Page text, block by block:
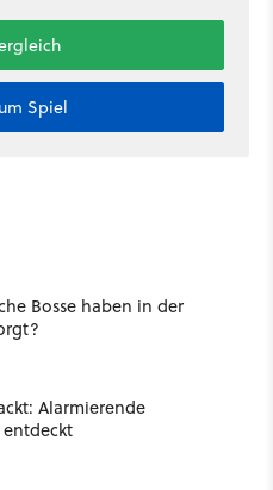
Spiel
Bosse haben in der
Alarmierende